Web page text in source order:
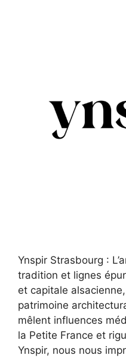
Ynspir Strasbourg :
tradition et lignes
et capitale
patrimoine
mêlent influences
la Petite France et
Ynspir, nous nous